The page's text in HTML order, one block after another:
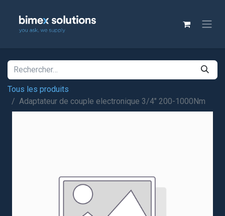
Tous les produits
Adaptateur de couple electronique 3/4" 200-1000Nm